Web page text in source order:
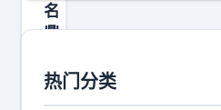
名
鼎
的
热门分类